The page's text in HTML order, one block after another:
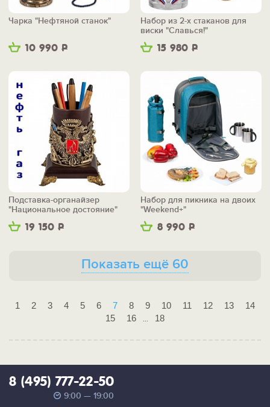
10 990 Р
Чарка "Нефтяной станок"
15 980 Р
Набор из 2-х стаканов для
виски "Славься!"
19 150 Р
Подставка-органайзер
"Национальное достояние"
8 990 Р
Набор для пикника на двоих
"Weekend+"
Показать ещё 60
1 2 3 4 5 6 7 8 9 10 11 12 13
14
15
16 ... 18
8 (495) 777-22-50
9:00 — 19:00